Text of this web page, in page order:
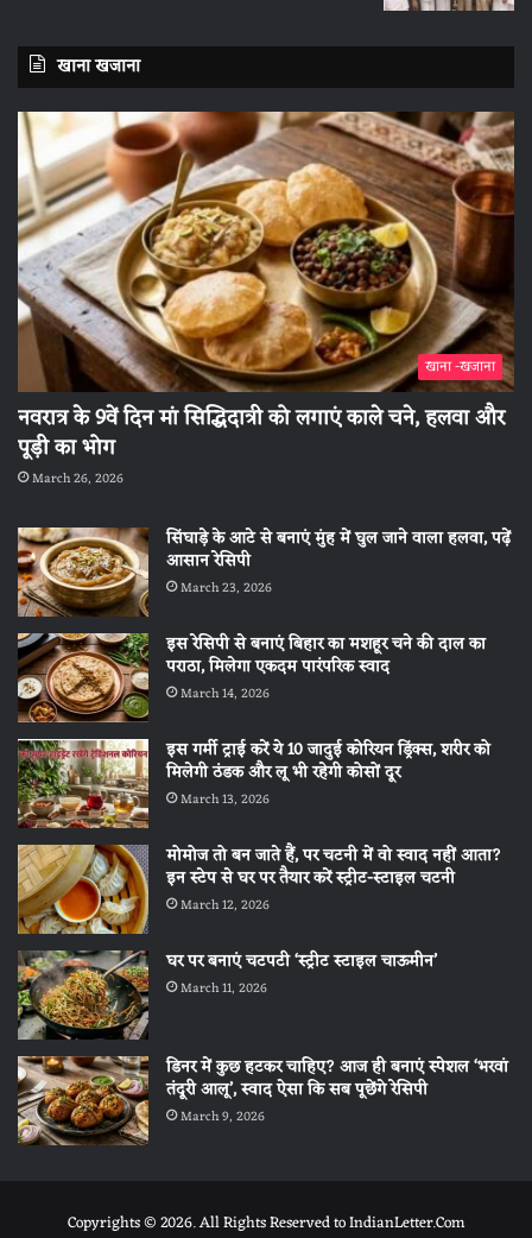
खाना खजाना
खाना -खजाना
नवरात्र के 9वें दिन मां सिद्धिदात्री को लगाएं काले चने, हलवा और
पूड़ी का भोग
March 26, 2026
सिंघाड़े के आटे से बनाएं मुंह में घुल जाने वाला हलवा, पढ़ें
आसान रेसिपी
March 23, 2026
इस रेसिपी से बनाएं बिहार का मशहूर चने की दाल का
पराठा, मिलेगा एकदम पारंपरिक स्वाद
March 14, 2026
इस गर्मी ट्राई करें ये 10 जादुई कोरियन ड्रिंक्स, शरीर को
मिलेगी ठंडक और लू भी रहेगी कोसों दूर
March 13, 2026
मोमोज तो बन जाते हैं, पर चटनी में वो स्वाद नहीं आता?
इन स्टेप से घर पर तैयार करें स्ट्रीट-स्टाइल चटनी
March 12, 2026
घर पर बनाएं चटपटी ‘स्ट्रीट स्टाइल चाऊमीन’
March 11, 2026
डिनर में कुछ हटकर चाहिए? आज ही बनाएं स्पेशल ‘भरवां
तंदूरी आलू’, स्वाद ऐसा कि सब पूछेंगे रेसिपी
March 9, 2026
Copyrights © 2026. All Rights Reserved to IndianLetter.Com